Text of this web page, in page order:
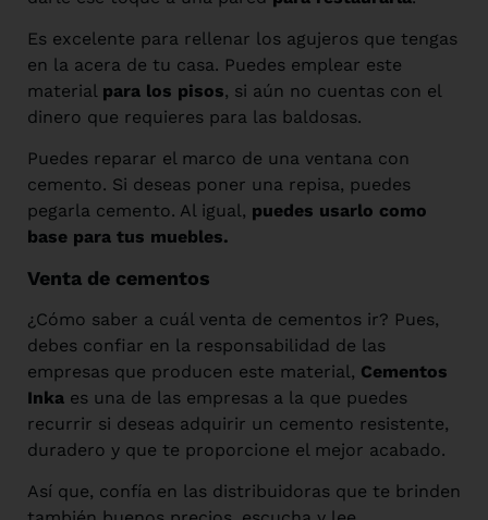
Es excelente para rellenar los agujeros que tengas
en la acera de tu casa. Puedes emplear este
material para los pisos, si aún no cuentas con el
dinero que requieres para las baldosas.
Puedes reparar el marco de una ventana con
cemento. Si deseas poner una repisa, puedes
pegarla cemento. Al igual, puedes usarlo como
base para tus muebles.
Venta de cementos
¿Cómo saber a cuál venta de cementos ir? Pues,
debes confiar en la responsabilidad de las
empresas que producen este material, Cementos
Inka es una de las empresas a la que puedes
recurrir si deseas adquirir un cemento resistente,
duradero y que te proporcione el mejor acabado.
Así que, confía en las distribuidoras que te brinden